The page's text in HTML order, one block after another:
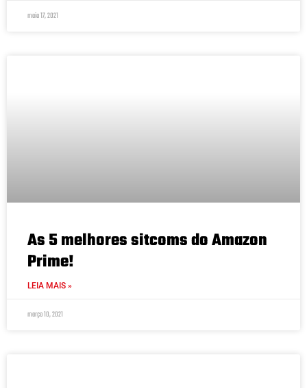
maio 17, 2021
As 5 melhores sitcoms do Amazon
Prime!
LEIA MAIS »
março 10, 2021